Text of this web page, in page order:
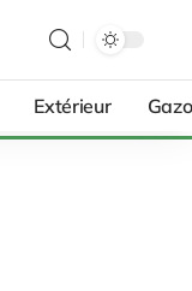
Extérieur